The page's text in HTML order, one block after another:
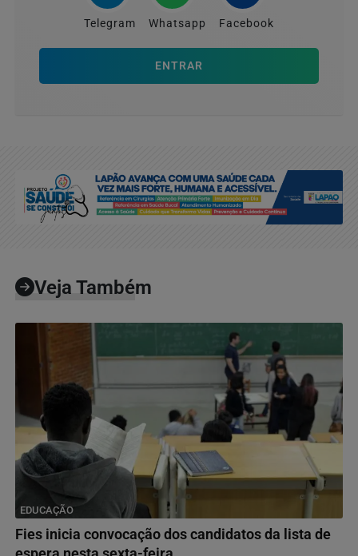
Telegram Whatsapp Facebook
ENTRAR
Veja Também
EDUCAÇÃO
Fies inicia convocação dos candidatos da lista de